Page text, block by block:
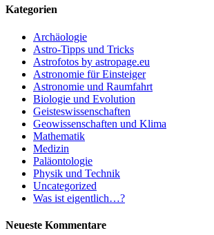
Kategorien
Archäologie
Astro-Tipps und Tricks
Astrofotos by astropage.eu
Astronomie für Einsteiger
Astronomie und Raumfahrt
Biologie und Evolution
Geisteswissenschaften
Geowissenschaften und Klima
Mathematik
Medizin
Paläontologie
Physik und Technik
Uncategorized
Was ist eigentlich…?
Neueste Kommentare